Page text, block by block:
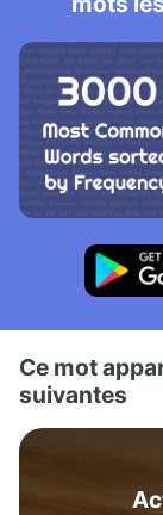
Ce mot
suivantes